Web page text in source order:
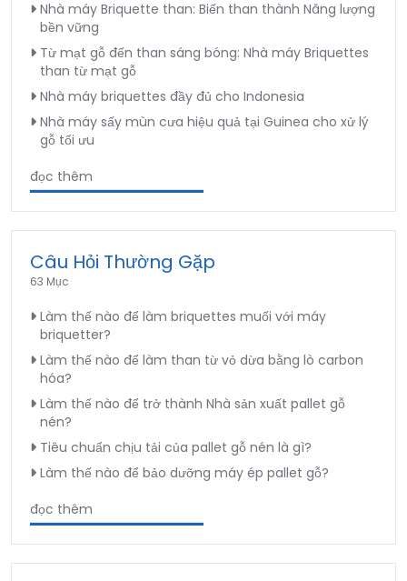
Nhà máy Briquette than: Biến than thành Năng lượng
bền vững
Từ mạt gỗ đến than sáng bóng: Nhà máy Briquettes
than từ mạt gỗ
Nhà máy briquettes đầy đủ cho Indonesia
Nhà máy sấy mùn cưa hiệu quả tại Guinea cho xử lý
gỗ tối ưu
đọc thêm
Câu Hỏi Thường Gặp
63 Mục
Làm thế nào để làm briquettes muối với máy
briquetter?
Làm thế nào để làm than từ vỏ dừa bằng lò carbon
hóa?
Làm thế nào để trở thành Nhà sản xuất pallet gỗ
nén?
Tiêu chuẩn chịu tải của pallet gỗ nén là gì?
Làm thế nào để bảo dưỡng máy ép pallet gỗ?
đọc thêm